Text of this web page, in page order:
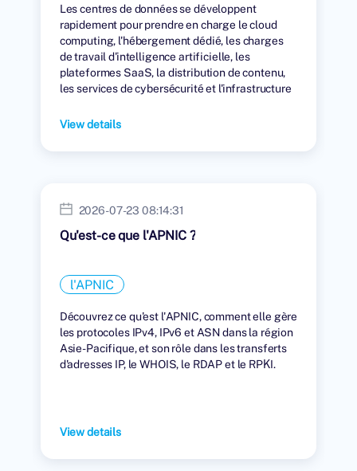
Les centres de données se développent
rapidement pour prendre en charge le cloud
computing, l'hébergement dédié, les charges
de travail d'intelligence artificielle, les
plateformes SaaS, la distribution de contenu,
les services de cybersécurité et l'infrastructure
View details
2026-07-23 08:14:31
Qu'est-ce que l'APNIC ?
l'APNIC
Découvrez ce qu'est l'APNIC, comment elle gère
les protocoles IPv4, IPv6 et ASN dans la région
Asie-Pacifique, et son rôle dans les transferts
d'adresses IP, le WHOIS, le RDAP et le RPKI.
View details